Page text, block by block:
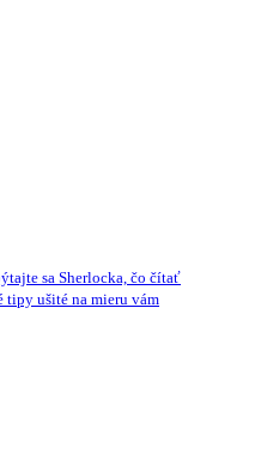
sa Sherlocka, čo čítať
tipy ušité na mieru vám